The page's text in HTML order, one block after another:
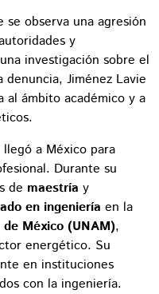
observa una agresión
y
investigación sobre el
Jiménez Lavie
ámbito académico y a
a México para
Durante su
de maestría y
en ingeniería en la
México (UNAM),
energético. Su
en instituciones
con la ingeniería.